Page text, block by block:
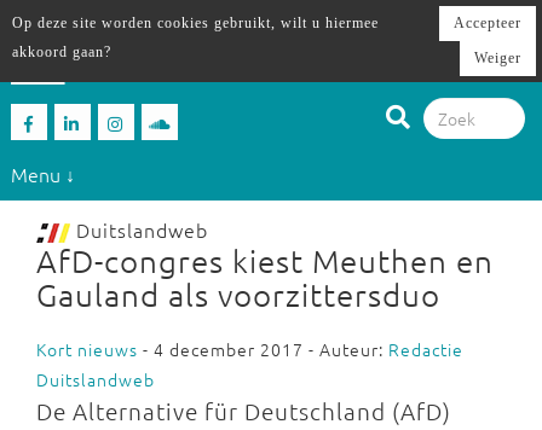
Menu ↓
Duitslandweb
AfD-congres kiest Meuthen en
Gauland als voorzittersduo
Kort nieuws - 4 december 2017 - Auteur: Redactie
Duitslandweb
De Alternative für Deutschland (AfD)
Op deze site worden cookies gebruikt, wilt u hiermee
akkoord gaan?
Accepteer
Weiger